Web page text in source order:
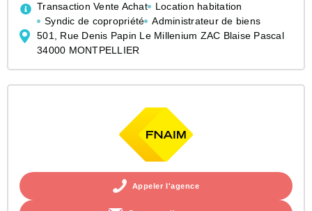
Transaction Vente Achat
Location habitation
Syndic de copropriété
Administrateur de biens
501, Rue Denis Papin Le Millenium ZAC Blaise Pascal
34000 MONTPELLIER
Appeler l'agence